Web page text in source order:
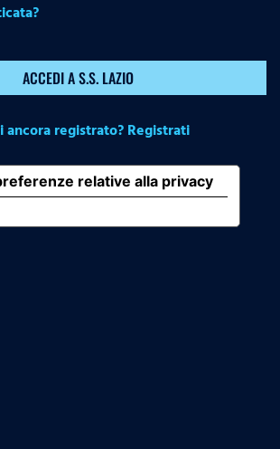
ACCEDI A S.S. LAZIO
ancora registrato? Registrati
relative alla privacy